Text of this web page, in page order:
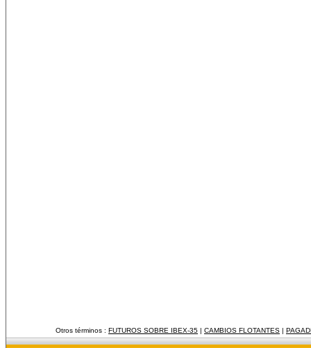
Otros términos : FUTUROS SOBRE IBEX-35 | CAMBIOS FLOTANTES |